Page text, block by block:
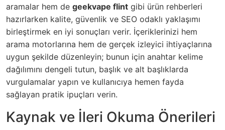
aramalar hem de geekvape flint gibi ürün rehberleri
hazırlarken kalite, güvenlik ve SEO odaklı yaklaşımı
birleştirmek en iyi sonuçları verir. İçeriklerinizi hem
arama motorlarına hem de gerçek izleyici ihtiyaçlarına
uygun şekilde düzenleyin; bunun için anahtar kelime
dağılımını dengeli tutun, başlık ve alt başlıklarda
vurgulamalar yapın ve kullanıcıya hemen fayda
sağlayan pratik ipuçları verin.
Kaynak ve İleri Okuma Önerileri